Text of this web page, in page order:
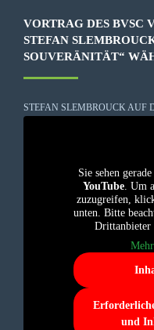
VORTRAG DES BVSC
STEFAN
SOUVERÄNITÄT“
STEFAN SLEMBROUCK AUF
Sie sehen
YouTube. Um
zuzugreifen,
unten. Bitte
Drittanbieter
und